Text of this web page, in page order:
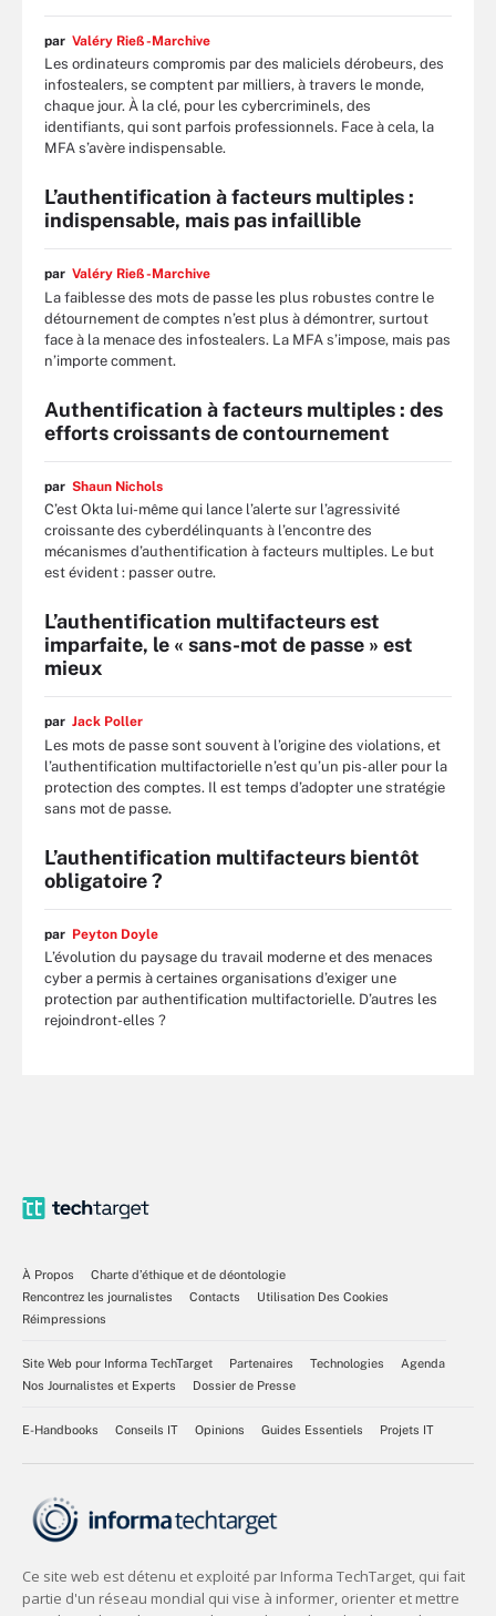
par Valéry Rieß-Marchive
Les ordinateurs compromis par des maliciels dérobeurs, des
infostealers, se comptent par milliers, à travers le monde,
chaque jour. À la clé, pour les cybercriminels, des
identifiants, qui sont parfois professionnels. Face à cela, la
MFA s’avère indispensable.
L’authentification à facteurs multiples :
indispensable, mais pas infaillible
par Valéry Rieß-Marchive
La faiblesse des mots de passe les plus robustes contre le
détournement de comptes n’est plus à démontrer, surtout
face à la menace des infostealers. La MFA s’impose, mais pas
n’importe comment.
Authentification à facteurs multiples : des
efforts croissants de contournement
par Shaun Nichols
C’est Okta lui-même qui lance l’alerte sur l’agressivité
croissante des cyberdélinquants à l’encontre des
mécanismes d’authentification à facteurs multiples. Le but
est évident : passer outre.
L’authentification multifacteurs est
imparfaite, le « sans-mot de passe » est
mieux
par Jack Poller
Les mots de passe sont souvent à l’origine des violations, et
l’authentification multifactorielle n’est qu’un pis-aller pour la
protection des comptes. Il est temps d’adopter une stratégie
sans mot de passe.
L’authentification multifacteurs bientôt
obligatoire ?
par Peyton Doyle
L’évolution du paysage du travail moderne et des menaces
cyber a permis à certaines organisations d’exiger une
protection par authentification multifactorielle. D’autres les
rejoindront-elles ?
À Propos
Charte d’éthique et de déontologie
Rencontrez les journalistes
Contacts
Utilisation Des Cookies
Réimpressions
Site Web pour Informa TechTarget Partenaires Technologies
Agenda
Nos Journalistes et Experts
Dossier de Presse
E-Handbooks Conseils IT Opinions Guides Essentiels Projets IT